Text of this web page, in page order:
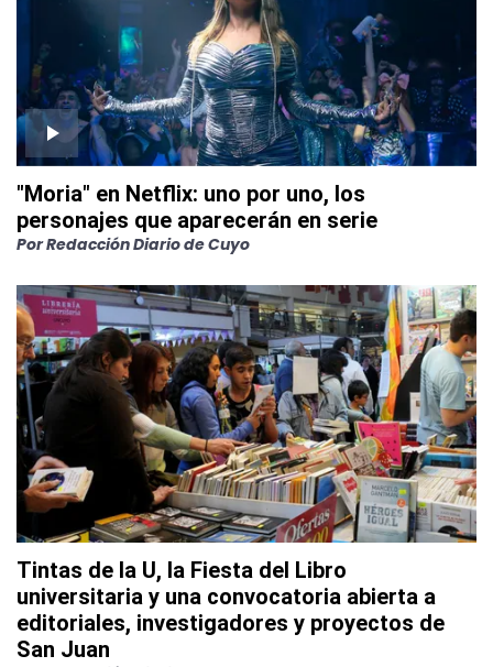
"Moria" en Netflix: uno por uno, los
personajes que aparecerán en serie
PorRedacción Diario de Cuyo
Tintas de la U, la Fiesta del Libro
universitaria y una convocatoria abierta a
editoriales, investigadores y proyectos de
San Juan